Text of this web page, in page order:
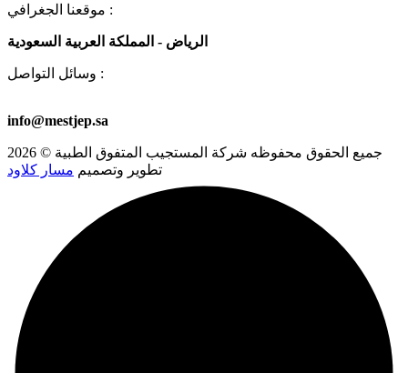
موقعنا الجغرافي :
الرياض - المملكة العربية السعودية
وسائل التواصل :
info@mestjep.sa
جميع الحقوق محفوظه شركة المستجيب المتفوق الطبية © 2026
تطوير وتصميم مسار كلاود